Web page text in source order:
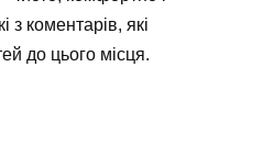
з коментарів, які
до цього місця.